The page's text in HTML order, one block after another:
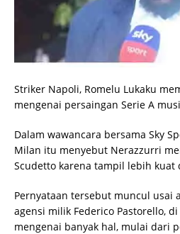
Striker Napoli, Romelu Lukaku
mengenai persaingan Serie A
Dalam wawancara bersama Sky
Milan itu menyebut Nerazzurri
Scudetto karena tampil lebih
Pernyataan tersebut muncul usai
agensi milik Federico Pastorello,
mengenai banyak hal, mulai dari